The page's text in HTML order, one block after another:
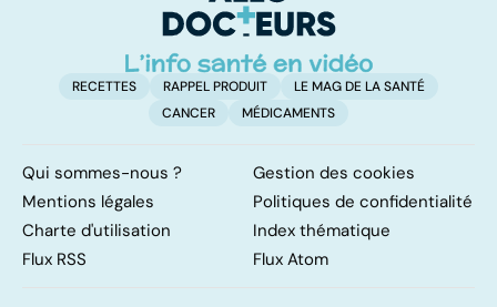
RECETTES RAPPEL PRODUIT
LE MAG DE LA SANTÉ
CANCER
MÉDICAMENTS
Qui sommes-nous ?
Gestion des cookies
Mentions légales
Politiques de confidentialité
Charte d'utilisation
Index thématique
Flux RSS
Flux Atom